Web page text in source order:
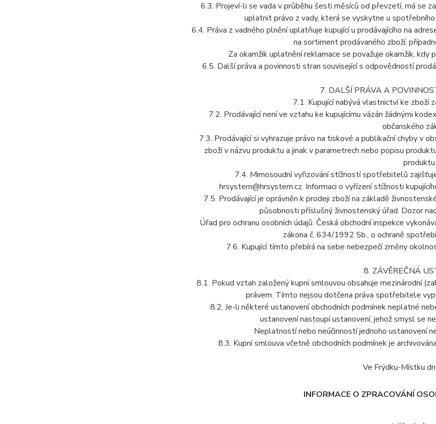
6.3. Projeví-li se vada v průběhu šesti měsíců od převzetí, má se
uplatnit právo z vady, která se vyskytne u
6.4. Práva z vadného plnění uplatňuje kupující u prodávajícího na
na sortiment prodávaného zboží,
Za okamžik uplatnění reklamace se považuje okamžik, kdy
6.5. Další práva a povinnosti stran související s odpovědností
7. DALŠÍ PRÁVA A
7.1. Kupující nabývá vlastnictví ke zboží
7.2. Prodávající není ve vztahu ke kupujícímu vázán žádnými
občanského
7.3. Prodávající si vyhrazuje právo na tiskové a publikační chyby v
zboží v názvu produktu a jinak v parametrech nebo popisu
produktu.
7.4. Mimosoudní vyřizování stížností spotřebitelů
hrsystem@hrsystem.cz. Informaci o vyřízení stížnosti
7.5. Prodávající je oprávněn k prodeji zboží na základě
působnosti příslušný živnostenský úřad. Dozor
Úřad pro ochranu osobních údajů. Česká obchodní inspekce
zákona č. 634/1992 Sb., o ochraně
7.6. Kupující tímto přebírá na sebe nebezpečí změny
8. ZÁVĚREČNÁ
8.1. Pokud vztah založený kupní smlouvou obsahuje mezinárodní
právem. Tímto nejsou dotčena práva spotřebitele
8.2. Je-li některé ustanovení obchodních podmínek neplatné
ustanovení nastoupí ustanovení, jehož smysl se
Neplatností nebo neúčinností jednoho ustanovení
8.3. Kupní smlouva včetně obchodních podmínek je
Ve Frýdku-Místku
INFORMACE O ZPRACOVÁNÍ